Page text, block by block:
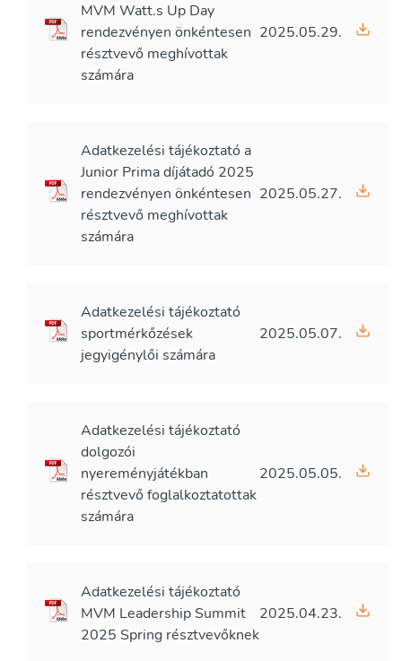
MVM Watt.s Up Day
rendezvényen önkéntesen
résztvevő meghívottak
számára
2025.05.29.
Adatkezelési tájékoztató a
Junior Prima díjátadó 2025
rendezvényen önkéntesen
résztvevő meghívottak
számára
2025.05.27.
Adatkezelési tájékoztató
sportmérkőzések
jegyigénylői számára
2025.05.07.
Adatkezelési tájékoztató
dolgozói
nyereményjátékban
résztvevő foglalkoztatottak
számára
2025.05.05.
Adatkezelési tájékoztató
MVM Leadership Summit
2025 Spring résztvevőknek
2025.04.23.